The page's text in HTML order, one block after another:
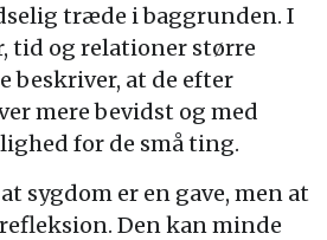
træde i baggrunden. I
tid og relationer større
beskriver, at de efter
mere bevidst og med
for de små ting.
sygdom er en gave, men at
Den kan minde